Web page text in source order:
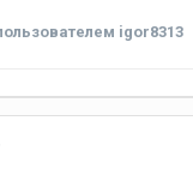
igor8313